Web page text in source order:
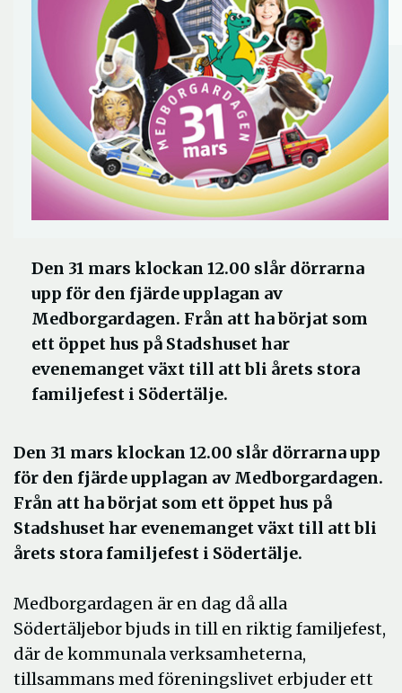
Den 31 mars klockan 12.00 slår dörrarna
upp för den fjärde upplagan av
Medborgardagen. Från att ha börjat som
ett öppet hus på Stadshuset har
evenemanget växt till att bli årets stora
familjefest i Södertälje.
Den 31 mars klockan 12.00 slår dörrarna upp
för den fjärde upplagan av Medborgardagen.
Från att ha börjat som ett öppet hus på
Stadshuset har evenemanget växt till att bli
årets stora familjefest i Södertälje.
Medborgardagen är en dag då alla
Södertäljebor bjuds in till en riktig familjefest,
där de kommunala verksamheterna,
tillsammans med föreningslivet erbjuder ett